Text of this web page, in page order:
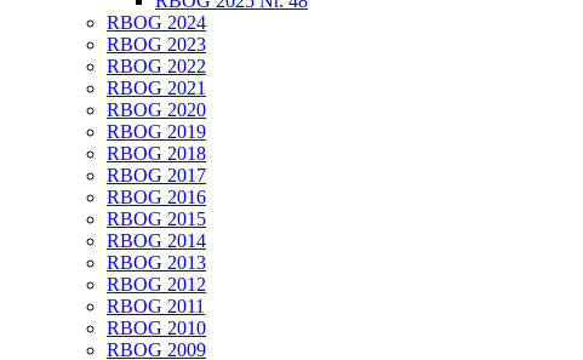
RBOG 2024
RBOG 2023
RBOG 2022
RBOG 2021
RBOG 2020
RBOG 2019
RBOG 2018
RBOG 2017
RBOG 2016
RBOG 2015
RBOG 2014
RBOG 2013
RBOG 2012
RBOG 2011
RBOG 2010
RBOG 2009